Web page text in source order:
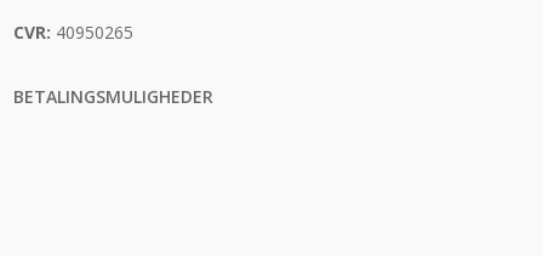
CVR: 40950265
BETALINGSMULIGHEDER